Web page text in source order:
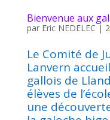
Bienvenue aux
par Eric NEDELEC|
Le Comité de
Lanvern
gallois de
élèves de
une